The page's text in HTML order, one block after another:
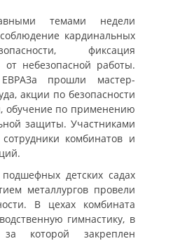
темами недели
кардинальных
фиксация
небезопасной работы.
прошли мастер-
акции по безопасности
обучение по применению
защиты. Участниками
комбинатов и
детских садах
металлургов провели
В цехах комбината
гимнастику, в
которой закреплен